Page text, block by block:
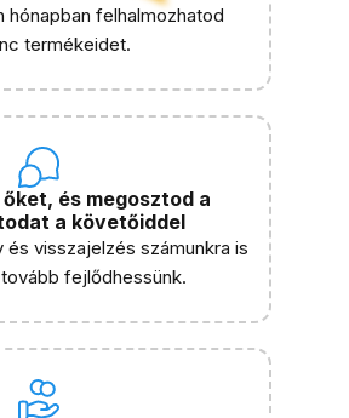
hónapban felhalmozhatod
termékeidet.
és megosztod a
a követőiddel
visszajelzés számunkra is
fejlődhessünk.